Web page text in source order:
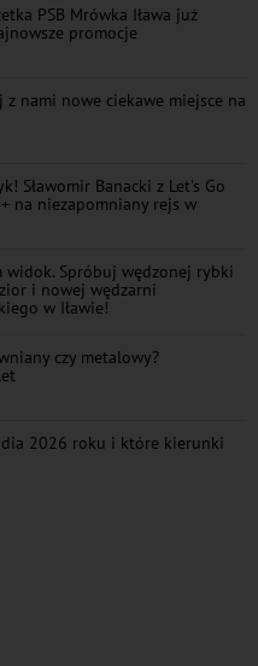
PSB Mrówka Iława już
promocje
z nami nowe ciekawe miejsce na
Sławomir Banacki z Let's Go
na niezapomniany rejs w
widok. Spróbuj wędzonej rybki
i nowej wędzarni
w Iławie!
czy metalowy?
2026 roku i które kierunki